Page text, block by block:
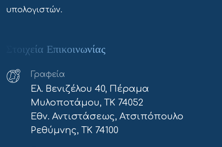
υπολογιστών.
Στοιχεία Επικοινωνίας
Γραφεία
Ελ. Βενιζέλου 40, Πέραμα
Μυλοποτάμου, ΤΚ 74052
Εθν. Αντιστάσεως, Ατσιπόπουλο
Ρεθύμνης, ΤΚ 74100